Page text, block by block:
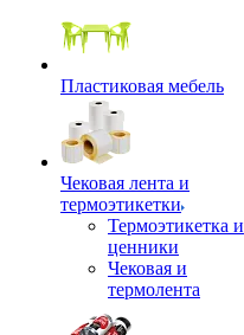
Пластиковая мебель
Чековая лента и
термоэтикетки
Термоэтикетка и
ценники
Чековая и
термолента